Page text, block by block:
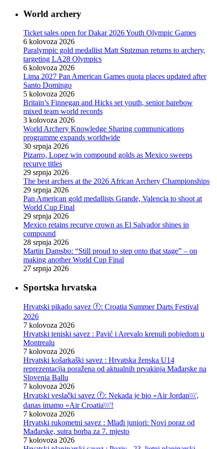
World archery
Ticket sales open for Dakar 2026 Youth Olympic Games
6 kolovoza 2026
Paralympic gold medallist Matt Stutzman returns to archery,
targeting LA28 Olympics
6 kolovoza 2026
Lima 2027 Pan American Games quota places updated after
Santo Domingo
5 kolovoza 2026
Britain’s Finnegan and Hicks set youth, senior barebow
mixed team world records
3 kolovoza 2026
World Archery Knowledge Sharing communications
programme expands worldwide
30 srpnja 2026
Pizarro, Lopez win compound golds as Mexico sweeps
recurve titles
29 srpnja 2026
The best archers at the 2026 African Archery Championships
29 srpnja 2026
Pan American gold medallists Grande, Valencia to shoot at
World Cup Final
29 srpnja 2026
Mexico retains recurve crown as El Salvador shines in
compound
28 srpnja 2026
Martin Damsbo: “Still proud to step onto that stage” – on
making another World Cup Final
27 srpnja 2026
Sportska hrvatska
Hrvatski pikado savez ⓕ: Croatia Summer Darts Festival
2026
7 kolovoza 2026
Hrvatski teniski savez : Pavić i Arevalo krenuli pobjedom u
Montrealu
7 kolovoza 2026
Hrvatski košarkaški savez : Hrvatska ženska U14
reprezentacija poražena od aktualnih prvakinja Mađarske na
Slovenia Ballu
7 kolovoza 2026
Hrvatski veslački savez ⓕ: Nekada je bio »Air Jordan\\\',
danas imamo »Air Croatia\\\'!
7 kolovoza 2026
Hrvatski rukometni savez : Mlađi juniori: Novi poraz od
Mađarske, sutra borba za 7. mjesto
7 kolovoza 2026